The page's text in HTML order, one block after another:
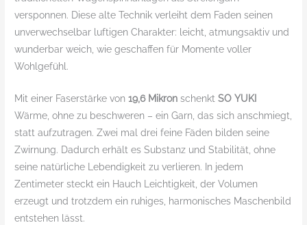
versponnen. Diese alte Technik verleiht dem Faden seinen
unverwechselbar luftigen Charakter: leicht, atmungsaktiv und
wunderbar weich, wie geschaffen für Momente voller
Wohlgefühl.
Mit einer Faserstärke von19,6 Mikron schenktSO YUKI
Wärme, ohne zu beschweren – ein Garn, das sich anschmiegt,
statt aufzutragen. Zwei mal drei feine Fäden bilden seine
Zwirnung. Dadurch erhält es Substanz und Stabilität, ohne
seine natürliche Lebendigkeit zu verlieren. In jedem
Zentimeter steckt ein Hauch Leichtigkeit, der Volumen
erzeugt und trotzdem ein ruhiges, harmonisches Maschenbild
entstehen lässt.